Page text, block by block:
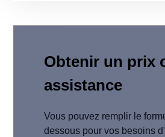
Obtenir un prix
assistance
Vous pouvez remplir le
dessous pour vos besoins